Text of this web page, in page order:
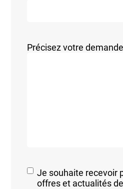
Précisez votre
Je souhaite recevoir
offres et actualités